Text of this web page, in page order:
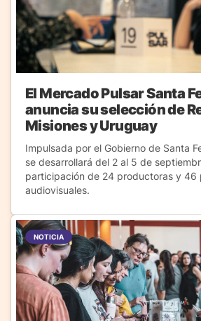
El Mercado Pulsar Santa
anuncia su selección de
Misiones y Uruguay
Impulsada por el Gobierno de Santa
se desarrollará del 2 al 5 de
participación de 24 productoras y 46
audiovisuales.
NOTICIA